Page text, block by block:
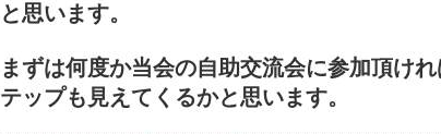
と思います。
まずは何度か当会の自助交流会に参加頂け
テップも見えてくるかと思います。